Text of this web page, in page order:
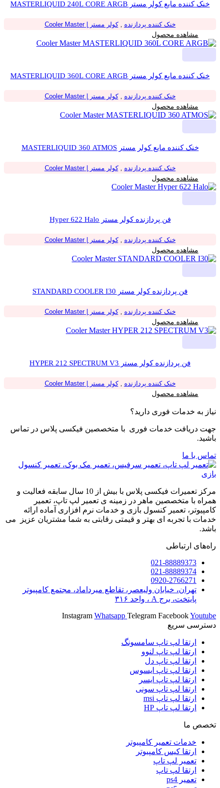
خنک کننده مایع کولر مستر MASTERLIQUID 240L CORE ARGB
خنک کننده پردازنده ,کولر مستر | Cooler Master
مشاهده محصول
خنک کننده مایع کولر مستر MASTERLIQUID 360L CORE ARGB
خنک کننده پردازنده ,کولر مستر | Cooler Master
مشاهده محصول
خنک کننده مایع کولر مستر MASTERLIQUID 360 ATMOS
خنک کننده پردازنده ,کولر مستر | Cooler Master
مشاهده محصول
فن پردازنده کولر مستر Hyper 622 Halo
خنک کننده پردازنده ,کولر مستر | Cooler Master
مشاهده محصول
فن پردازنده کولر مستر STANDARD COOLER I30
خنک کننده پردازنده ,کولر مستر | Cooler Master
مشاهده محصول
فن پردازنده کولر مستر HYPER 212 SPECTRUM V3
خنک کننده پردازنده ,کولر مستر | Cooler Master
مشاهده محصول
نیاز به خدمات فوری دارید؟
جهت دریافت خدمات فوری با متخصصین فیکسی پلاس در تماس
باشید.
تماس با ما
مرکز تعمیرات فیکسی پلاس با بیش از 10 سال سابقه فعالیت و
همراه با متخصصین ماهر در زمینه ی تعمیر لپ تاپ، تعمیر
کامپیوتر، تعمیر کنسول بازی و خدمات نرم افزاری آماده ارائه
خدمات با تجربه ای بهتر و قیمتی رقابتی به شما مشتریان عزیز می
باشد.
راه‌های ارتباطی
021-88889373
021-88889374
0920-2766271
تهران، خیابان ولیعصر، تقاطع میرداماد، مجتمع کامپیوتر
پایتخت، برج A ، واحد ۳۱۶
Instagram Whatsapp Telegram FacebookYoutube
دسترسی سریع
ارتقا لپ تاپ سامسونگ
ارتقا لپ تاپ لنوو
ارتقا لپ تاپ دل
ارتقا لپ تاپ ایسوس
ارتقا لپ تاپ ایسر
ارتقا لپ تاپ سونی
ارتقا لپ تاپ msi
ارتقا لپ تاپ HP
تخصص ما
خدمات تعمیر کامپیوتر
ارتقا کیس کامپیوتر
تعمیر لپ تاپ
ارتقا لپ تاپ
تعمیر ps4